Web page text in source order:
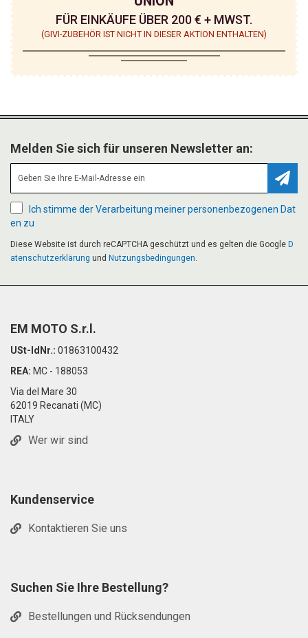
N N
FÜR EINKÄUFE ÜBER 200 € + MWST.
(GIVI-ZUBEHÖR IST NICHT IN DIESER AKTION ENTHALTEN)
Melden Sie sich für unseren Newsletter an:
Ich stimme der Verarbeitung meiner personenbezogenen Dat
en zu
Diese Website ist durch reCAPTCHA geschützt und es gelten die Google D
atenschutzerklärung und Nutzungsbedingungen.
EM MOTO S.r.l.
USt-IdNr.: 01863100432
REA: MC - 188053
Via del Mare 30
62019 Recanati (MC)
ITALY
Wer wir sind
Kundenservice
Kontaktieren Sie uns
Suchen Sie Ihre Bestellung?
Bestellungen und Rücksendungen